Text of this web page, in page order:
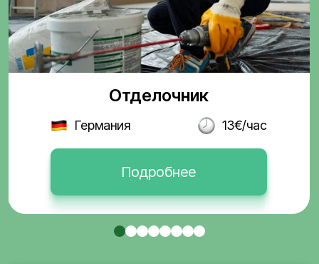
Отделочник
Германия 13€/час
Подробнее